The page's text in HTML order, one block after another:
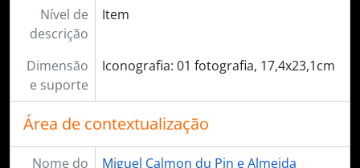
Nível de
descrição
Item
Dimensão
e suporte
Iconografia: 01 fotografia, 17,4x23,1cm
Área de contextualização
Nome do
Miguel Calmon du Pin e Almeida